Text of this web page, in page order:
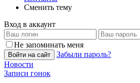
Сменить тему
Вход в аккаунт
Не запоминать меня
Войти на сайт
Забыли пароль?
Новости
Записи гонок